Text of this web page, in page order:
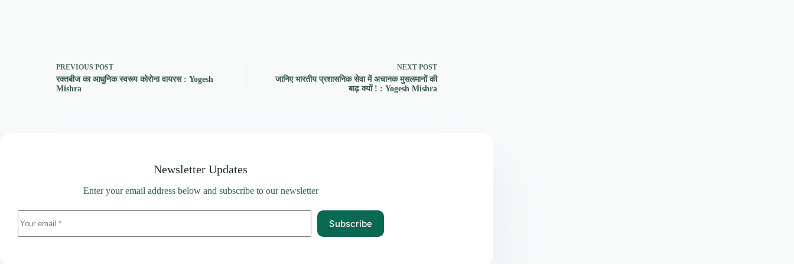
PREVIOUS POST
रक्तबीज का आधुनिक स्वरूप कोरोना वायरस : Yogesh
Mishra
NEXT POST
जानिए भारतीय प्रशासनिक सेवा में अचानक मुसलमानों की
बाढ़ क्यों ! : Yogesh Mishra
Newsletter Updates
Enter your email address below and subscribe to our newsletter
Subscribe